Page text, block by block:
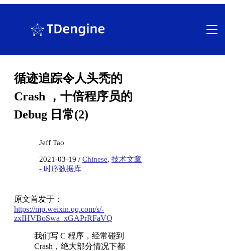
循迹追踪令人头秃的
Crash ，十倍程序员的
Debug 日常(2)
Jeff Tao
2021-03-19 / Chinese, 技术文章
- 时序数据库
原文首发于：
https://mp.weixin.qq.com/s/-
zxIHVBoSwa_xGAPrRFaVQ
我们写 C 程序，经常碰到
Crash，绝大部分情况下都